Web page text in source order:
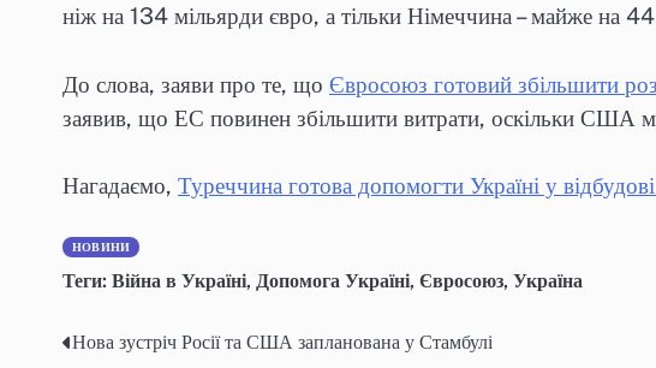
ніж на 134 мільярди євро, а тільки Німеччина – майже на
До слова, заяви про те, що Євросоюз готовий збільшити
заявив, що ЕС повинен збільшити витрати, оскільки США
Нагадаємо, Туреччина готова допомогти Україні у
НОВИНИ
Теги: Війна в Україні, Допомога Україні, Євросоюз, Україна
Навігація
Нова зустріч Росії та США запланована у Стамбулі